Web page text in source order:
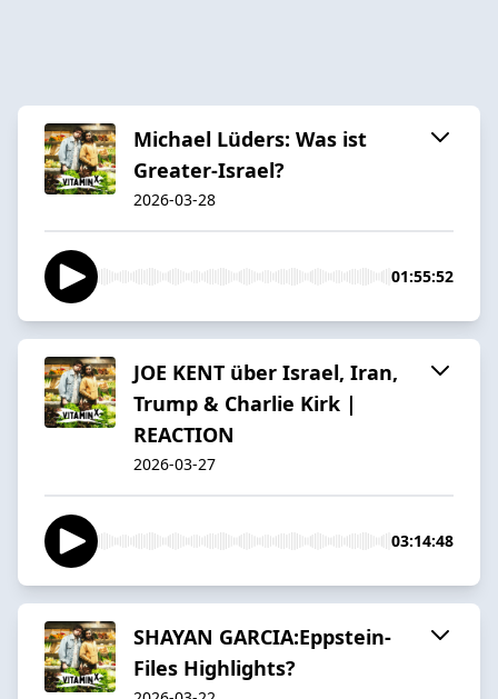
Michael Lüders: Was ist
Greater-Israel?
2026-03-28
01:55:52
JOE KENT über Israel, Iran,
Trump & Charlie Kirk |
REACTION
2026-03-27
03:14:48
SHAYAN GARCIA:Eppstein-
Files Highlights?